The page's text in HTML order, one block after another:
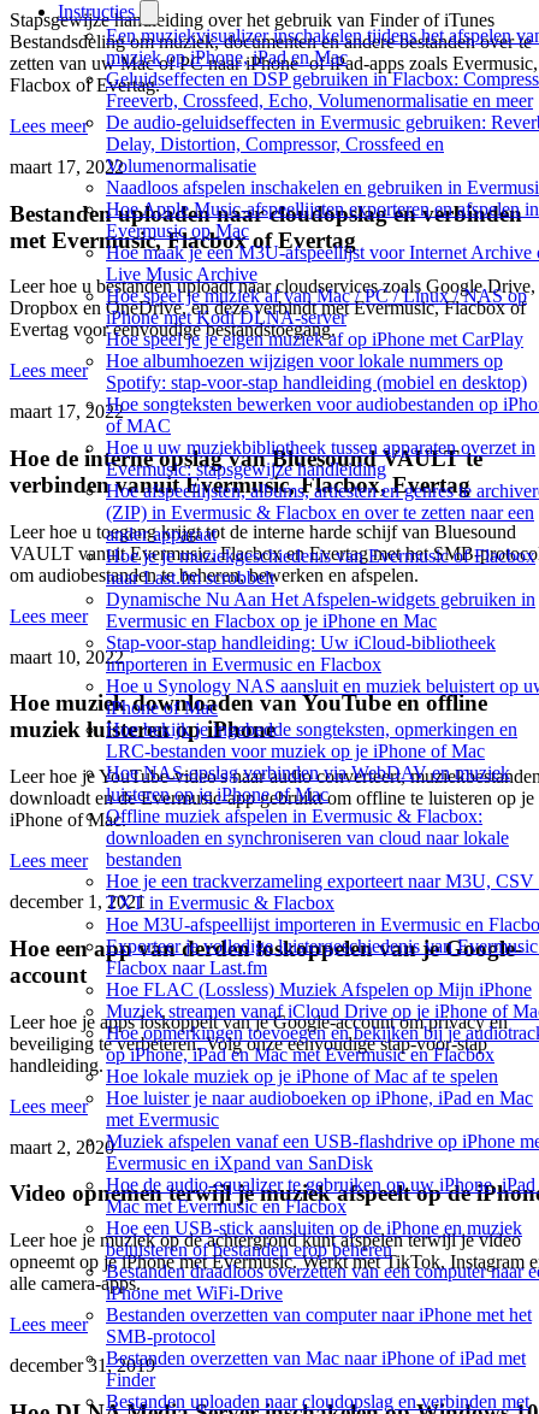
Instructies
Een muziekvisualizer inschakelen tijdens het afspelen
muziek op iPhone, iPad en Mac
Geluidseffecten en DSP gebruiken in Flacbox:
Freeverb, Crossfeed, Echo, Volumenormalisatie en meer
De audio-geluidseffecten in Evermusic gebruiken:
Delay, Distortion, Compressor, Crossfeed en
Volumenormalisatie
Naadloos afspelen inschakelen en gebruiken in
Hoe Apple Music-afspeellijsten exporteren en afspelen in
Evermusic op Mac
Hoe maak je een M3U-afspeellijst voor Internet Archive
Live Music Archive
Hoe speel je muziek af van Mac / PC / Linux / NAS op
iPhone met Kodi DLNA-server
Hoe speel je je eigen muziek af op iPhone met CarPlay
Hoe albumhoezen wijzigen voor lokale nummers op
Spotify: stap-voor-stap handleiding (mobiel en desktop)
Hoe songteksten bewerken voor audiobestanden op
of MAC
Hoe u uw muziekbibliotheek tussen apparaten overzet in
Evermusic: stapsgewijze handleiding
Hoe afspeellijsten, albums, artiesten en genres te
(ZIP) in Evermusic & Flacbox en over te zetten naar een
ander apparaat
Hoe je je muziekgeschiedenis van Evermusic of Flacbox
naar Last.fm scrobbelt
Dynamische Nu Aan Het Afspelen-widgets gebruiken in
Evermusic en Flacbox op je iPhone en Mac
Stap-voor-stap handleiding: Uw iCloud-bibliotheek
importeren in Evermusic en Flacbox
Hoe u Synology NAS aansluit en muziek beluistert op
iPhone of Mac
Hoe bekijk je ingebedde songteksten, opmerkingen en
LRC-bestanden voor muziek op je iPhone of Mac
Hoe NAS-opslag verbinden via WebDAV en muziek
luisteren op je iPhone of Mac
Offline muziek afspelen in Evermusic & Flacbox:
downloaden en synchroniseren van cloud naar lokale
bestanden
Hoe je een trackverzameling exporteert naar M3U, CSV
TXT in Evermusic & Flacbox
Hoe M3U-afspeellijst importeren in Evermusic en
Exporteer je volledige luistergeschiedenis van
Flacbox naar Last.fm
Hoe FLAC (Lossless) Muziek Afspelen op Mijn iPhone
Muziek streamen vanaf iCloud Drive op je iPhone of
Hoe opmerkingen toevoegen en bekijken bij je
op iPhone, iPad en Mac met Evermusic en Flacbox
Hoe lokale muziek op je iPhone of Mac af te spelen
Hoe luister je naar audioboeken op iPhone, iPad en Mac
met Evermusic
Muziek afspelen vanaf een USB-flashdrive op iPhone
Evermusic en iXpand van SanDisk
Hoe de audio-equalizer te gebruiken op uw iPhone,
Mac met Evermusic en Flacbox
Hoe een USB-stick aansluiten op de iPhone en muziek
beluisteren of bestanden erop beheren
Bestanden draadloos overzetten van een computer naar
iPhone met WiFi-Drive
Bestanden overzetten van computer naar iPhone met het
SMB-protocol
Bestanden overzetten van Mac naar iPhone of iPad met
Finder
Bestanden uploaden naar cloudopslag en verbinden met
Stapsgewijze handleiding over het gebruik van Finder of iTunes
Bestandsdeling om muziek, documenten en andere bestanden over te
zetten van uw Mac of PC naar iPhone- of iPad-apps zoals Evermusic,
Flacbox of Evertag.
Lees meer
maart 17, 2022
Bestanden uploaden naar cloudopslag en verbinden
met Evermusic, Flacbox of Evertag
Leer hoe u bestanden uploadt naar cloudservices zoals Google Drive,
Dropbox en OneDrive, en deze verbindt met Evermusic, Flacbox of
Evertag voor eenvoudige bestandstoegang.
Lees meer
maart 17, 2022
Hoe de interne opslag van Bluesound VAULT te
verbinden vanuit Evermusic, Flacbox, Evertag
Leer hoe u toegang krijgt tot de interne harde schijf van Bluesound
VAULT vanuit Evermusic, Flacbox en Evertag met het SMB-
om audiobestanden te beheren, bewerken en afspelen.
Lees meer
maart 10, 2022
Hoe muziek downloaden van YouTube en offline
muziek luisteren op iPhone
Leer hoe je YouTube-video's naar audio converteert,
downloadt en de Evermusic-app gebruikt om offline te luisteren op je
iPhone of Mac.
Lees meer
december 1, 2021
Hoe een app van derden loskoppelen van je Google-
account
Leer hoe je apps loskoppelt van je Google-account om privacy en
beveiliging te verbeteren. Volg onze eenvoudige stap-voor-stap
handleiding.
Lees meer
maart 2, 2020
Video opnemen terwijl je muziek afspeelt op de
Leer hoe je muziek op de achtergrond kunt afspelen terwijl je video
opneemt op je iPhone met Evermusic. Werkt met TikTok, Instagram
alle camera-apps.
Lees meer
december 31, 2019